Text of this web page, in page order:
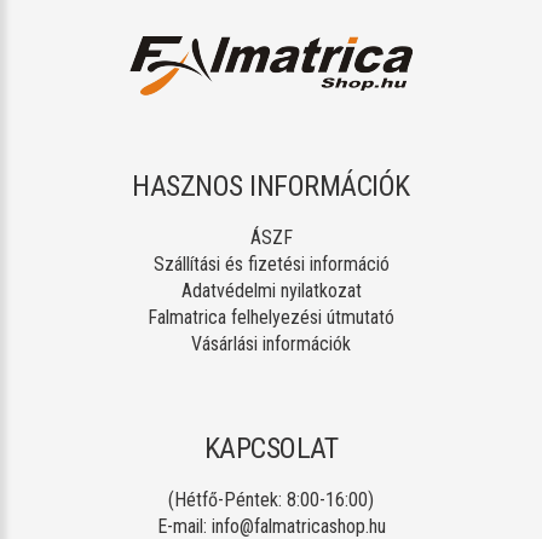
HASZNOS INFORMÁCIÓK
ÁSZF
Szállítási és fizetési információ
Adatvédelmi nyilatkozat
Falmatrica felhelyezési útmutató
Vásárlási információk
KAPCSOLAT
(Hétfő-Péntek: 8:00-16:00)
E-mail: info@falmatricashop.hu